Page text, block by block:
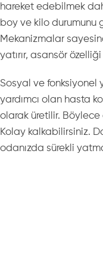
hareket edebilmek
boy ve kilo durumunu
Mekanizmalar
yatırır, asansör
Sosyal ve fonksiyonel
yardımcı olan hasta
olarak üretilir.
Kolay kalkabilirsiniz.
odanızda sürekli